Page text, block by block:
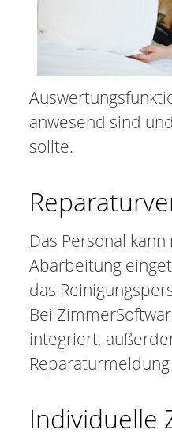
anwesend sind
sollte.
Das Personal
Abarbeitung
das
Bei
integriert,
Individuelle